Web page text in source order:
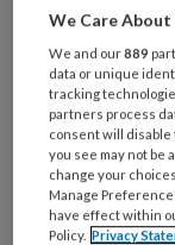
is
e-
mailadres?
* *
Kies
je
Kies
je
functie *
We Care About
We and our889
data or unique
tracking
partners process
consent will disable
you see may not be
change your
Manage
have effect within
Policy. Privacy